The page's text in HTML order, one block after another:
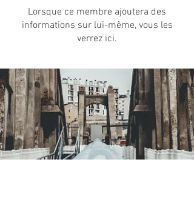
Lorsque ce membre ajoutera des
informations sur lui-même, vous les
verrez ici.